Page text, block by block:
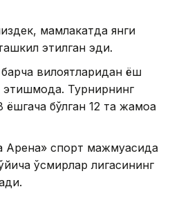
мамлакатда янги
этилган эди.
вилоятларидан ёш
Турнирнинг
бўлган 12 та жамоа
Арена» спорт мажмуасида
ўсмирлар лигасининг